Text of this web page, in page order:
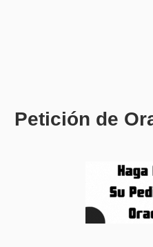
Petición de